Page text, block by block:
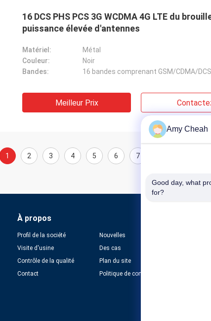
16 DCS PHS PCS 3G WCDMA 4G LTE du
puissance élevée d'antennes
Matériel:
Métal
Couleur:
Noir
Bandes:
Meilleur Prix
1 2 3 4 5 6 7
À propos
Profil de la société
Visite d'usine
Contrôle de la qualité
Contact
Nouvelles
Des cas
Plan du site
Politique de confidentialité
Amy Cheah
Good day, what
for?